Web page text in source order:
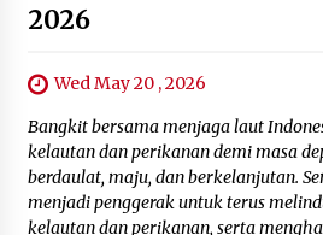
2026
Wed May 20 , 2026
Bangkit bersama menjaga laut
kelautan dan perikanan demi masa
berdaulat, maju, dan berkelanjutan.
menjadi penggerak untuk terus
kelautan dan perikanan, serta